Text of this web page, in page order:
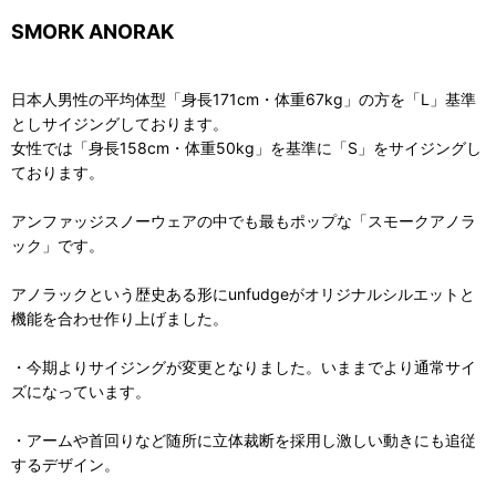
SMORK ANORAK
日本人男性の平均体型「身長171cm・体重67kg」の方を「L」基準
としサイジングしております。
女性では「身長158cm・体重50kg」を基準に「S」をサイジングし
ております。
アンファッジスノーウェアの中でも最もポップな「スモークアノラ
ック」です。
アノラックという歴史ある形にunfudgeがオリジナルシルエットと
機能を合わせ作り上げました。
・今期よりサイジングが変更となりました。いままでより通常サイ
ズになっています。
・アームや首回りなど随所に立体裁断を採用し激しい動きにも追従
するデザイン。